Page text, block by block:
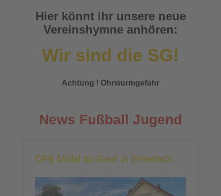
Hier könnt ihr unsere neue
Vereinshymne anhören:
Wir sind die SG!
Achtung ! Ohrwurmgefahr
News Fußball Jugend
DFB Mobil zu Gast in Ennetach